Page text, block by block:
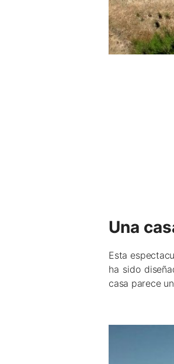
Una
Esta
ha sido
casa parece